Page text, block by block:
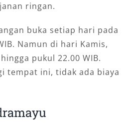
ringan.
buka setiap hari pada
Namun di hari Kamis,
pukul 22.00 WIB.
tempat ini, tidak ada biaya